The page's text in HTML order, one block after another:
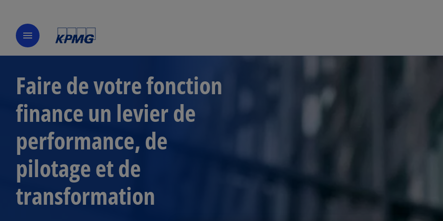
menu
Faire de votre fonction
finance un levier de
performance, de
pilotage et de
transformation